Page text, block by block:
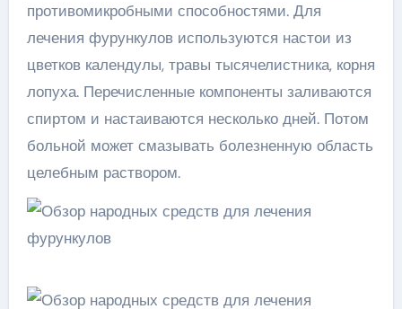
противомикробными способностями. Для
лечения фурункулов используются настои из
цветков календулы, травы тысячелистника, корня
лопуха. Перечисленные компоненты заливаются
спиртом и настаиваются несколько дней. Потом
больной может смазывать болезненную область
целебным раствором.